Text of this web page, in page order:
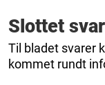
Slottet
Til bladet svarer
kommet rundt